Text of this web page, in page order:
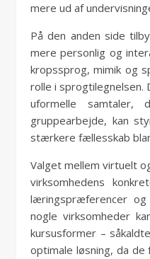
mere ud af
På den anden side
mere personlig og
kropssprog, mimik og
rolle i sprogtilegnelsen.
uformelle
gruppearbejde, kan
stærkere fællesskab
Valget mellem virtuelt
virksomhedens
læringspræferencer
nogle virksomheder
kursusformer –
optimale løsning, da